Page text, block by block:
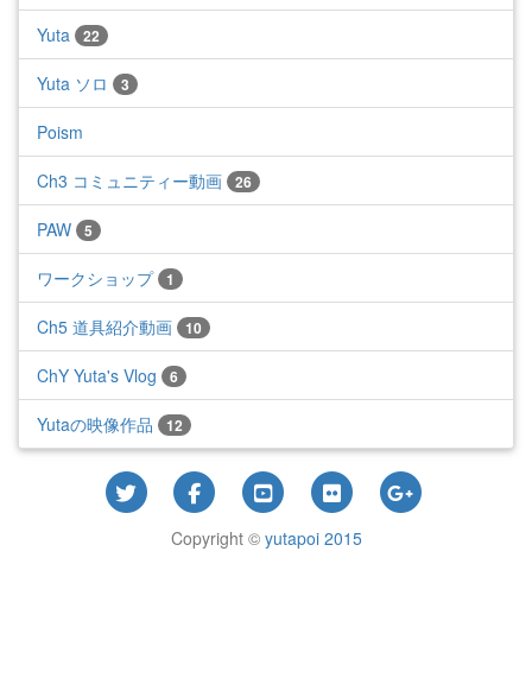
Yuta 22
Yuta ソロ 3
Poism
Ch3 コミュニティー動画 26
PAW 5
ワークショップ 1
Ch5 道具紹介動画 10
ChY Yuta's Vlog 6
Yutaの映像作品 12
Copyright © yutapoi 2015